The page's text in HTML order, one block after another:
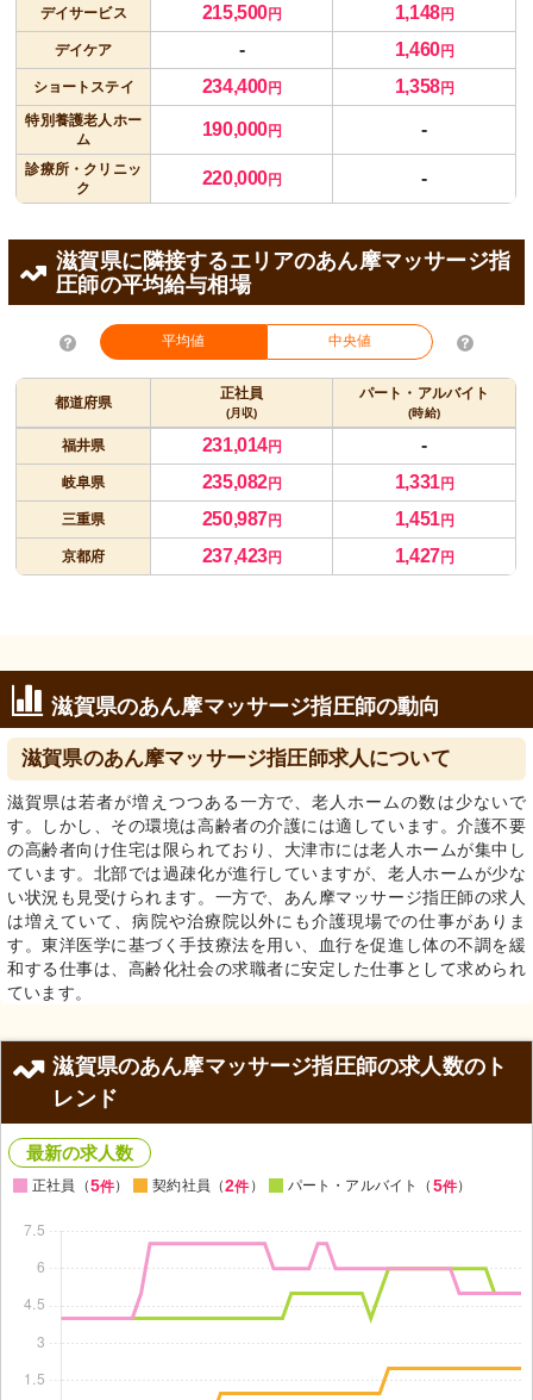
デイサービス 215,500円 1,148円
デイケア - 1,460円
ショートステイ 234,400円 1,358円
特別養護老人ホー
ム
190,000円 -
診療所・クリニッ
ク
220,000円 -
滋賀県に隣接するエリアのあん摩マッサージ指
圧師の平均給与相場
平均値 中央値
都道府県
正社員
(月収)
パート・アルバイト
(時給)
福井県 231,014円 -
岐阜県 235,082円 1,331円
三重県 250,987円 1,451円
京都府 237,423円 1,427円
滋賀県のあん摩マッサージ指圧師の動向
滋賀県のあん摩マッサージ指圧師求人について
滋賀県は若者が増えつつある一方で、老人ホームの数は少ないで
す。しかし、その環境は高齢者の介護には適しています。介護不要
の高齢者向け住宅は限られており、大津市には老人ホームが集中し
ています。北部では過疎化が進行していますが、老人ホームが少な
い状況も見受けられます。一方で、あん摩マッサージ指圧師の求人
は増えていて、病院や治療院以外にも介護現場での仕事がありま
す。東洋医学に基づく手技療法を用い、血行を促進し体の不調を緩
和する仕事は、高齢化社会の求職者に安定した仕事として求められ
ています。
滋賀県のあん摩マッサージ指圧師の求人数のト
レンド
最新の求人数
正社員（5件） 契約社員（2件 ） パート・アルバイト（ 5件）